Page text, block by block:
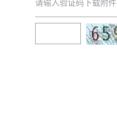
请输入验证码下载附件